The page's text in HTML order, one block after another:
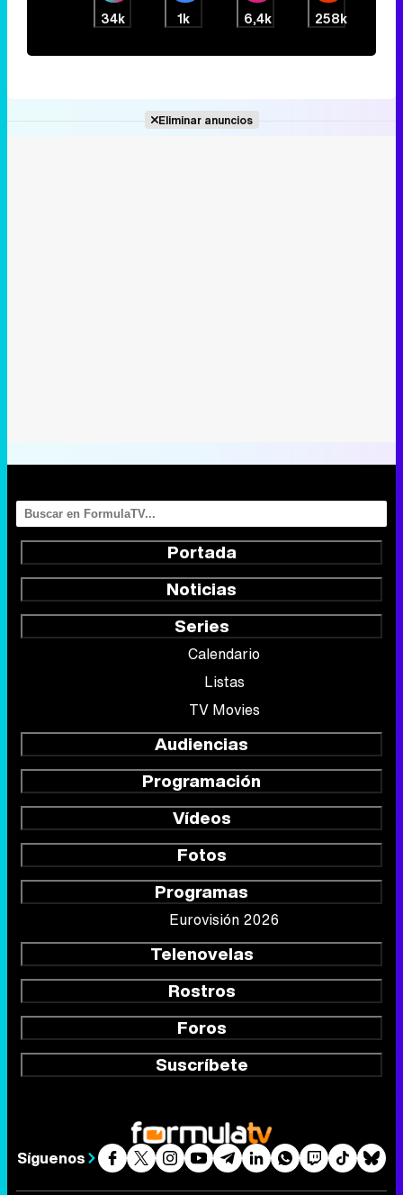
34k 1k 6,4k 258k
Eliminar anuncios
Portada
Noticias
Series
Calendario
Listas
TV Movies
Audiencias
Programación
Vídeos
Fotos
Programas
Eurovisión 2026
Telenovelas
Rostros
Foros
Suscríbete
Síguenos